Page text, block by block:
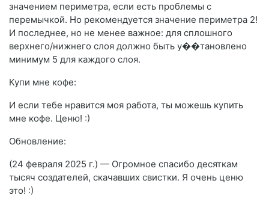
значением периметра, если есть проблемы с
перемычкой. Но рекомендуется значение периметра 2!
И последнее, но не менее важное: для сплошного
верхнего/нижнего слоя должно быть у��тановлено
минимум 5 для каждого слоя.
Купи мне кофе:
И если тебе нравится моя работа, ты можешь купить
мне кофе. Ценю! :)
Обновление:
(24 февраля 2025 г.) — Огромное спасибо десяткам
тысяч создателей, скачавших свистки. Я очень ценю
это! :)